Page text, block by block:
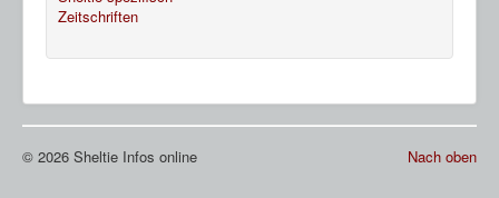
Zeitschriften
Nach oben
© 2026 Sheltie Infos online